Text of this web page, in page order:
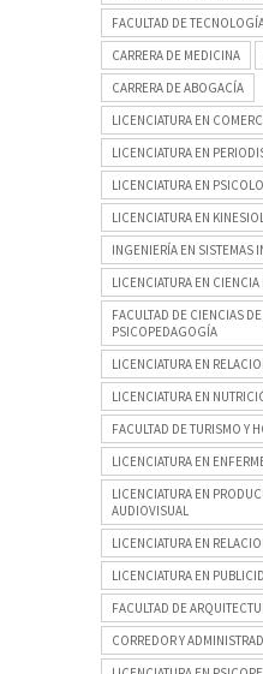
FACULTAD DE
CARRERA DE MEDICINA
CARRERA DE ABOGACÍA
LICENCIATURA EN
LICENCIATURA EN
LICENCIATURA EN
LICENCIATURA EN
INGENIERÍA EN SISTEMAS
LICENCIATURA EN
FACULTAD DE CIENCIAS
PSICOPEDAGOGÍA
LICENCIATURA EN
LICENCIATURA EN
FACULTAD DE TURISMO Y
LICENCIATURA EN
LICENCIATURA EN
AUDIOVISUAL
LICENCIATURA EN
LICENCIATURA EN
FACULTAD DE
CORREDOR Y